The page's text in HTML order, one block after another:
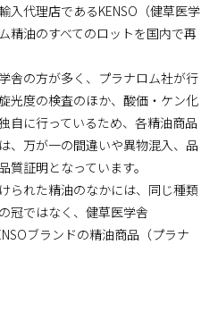
入代理店であるKENSO（健草医学
精油のすべてのロットを国内で再
舎の方が多く、プラナロム社が行
光度の検査のほか、酸価・ケン化
自に行っているため、各精油商品
、万が一の間違いや異物混入、品
証明となっています。
られた精油のなかには、同じ種類
冠ではなく、健草医学舎
ブランドの精油商品（プラナ